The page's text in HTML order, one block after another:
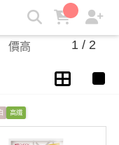
室
價高 1 / 2
高纖